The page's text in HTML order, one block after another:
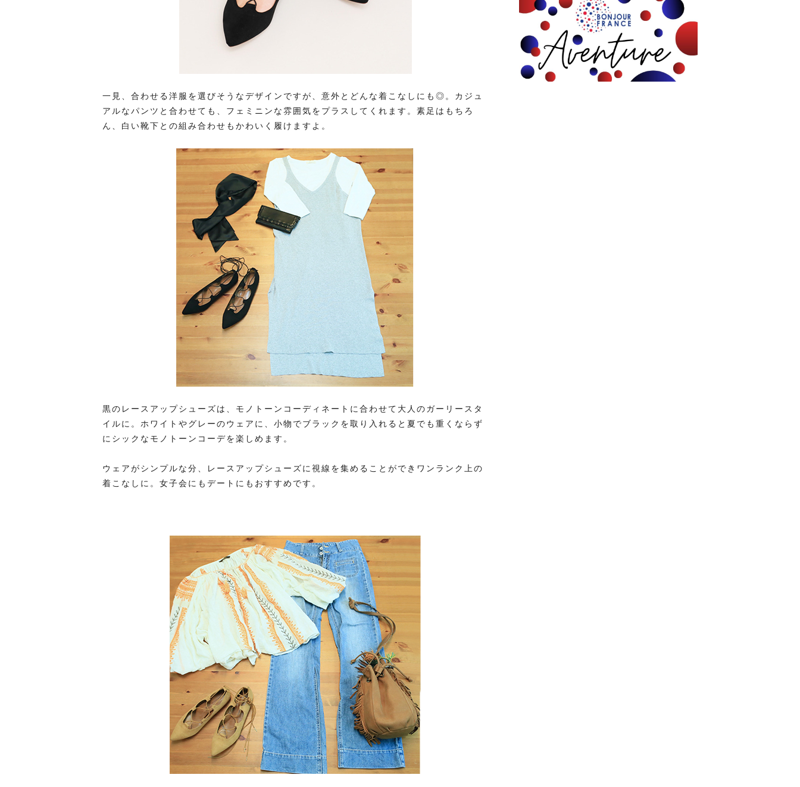
一見、合わせる洋服を選びそうなデザインですが、意外とどんな着こなしにも◎。カジュ
アルなパンツと合わせても、フェミニンな雰囲気をプラスしてくれます。素足はもちろ
ん、白い靴下との組み合わせもかわいく履けますよ。
黒のレースアップシューズは、モノトーンコーディネートに合わせて大人のガーリースタ
イルに。ホワイトやグレーのウェアに、小物でブラックを取り入れると夏でも重くならず
にシックなモノトーンコーデを楽しめます。
ウェアがシンプルな分、レースアップシューズに視線を集めることができワンランク上の
着こなしに。女子会にもデートにもおすすめです。